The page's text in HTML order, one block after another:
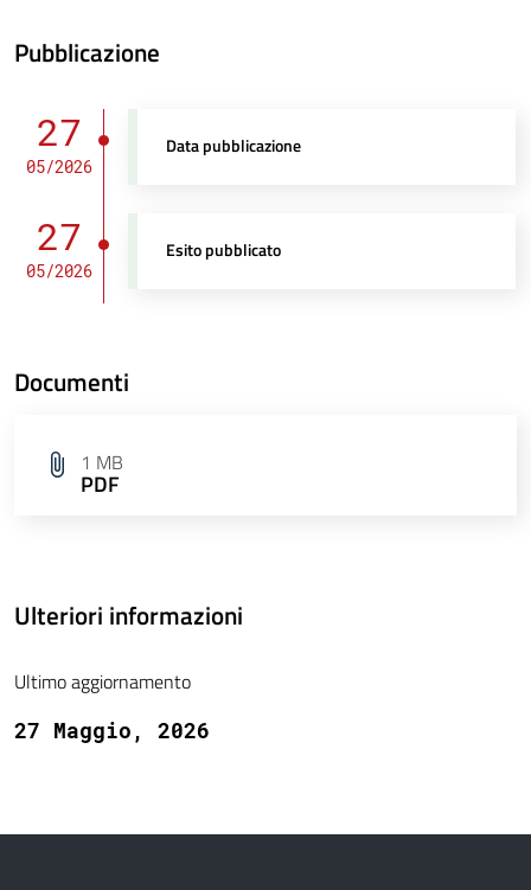
Pubblicazione
27
05/2026
Data pubblicazione
27
05/2026
Esito pubblicato
Documenti
1 MB
PDF
Ulteriori informazioni
Ultimo aggiornamento
27 Maggio, 2026